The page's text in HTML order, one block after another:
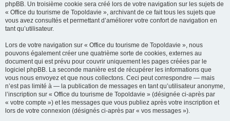
phpBB. Un troisième cookie sera créé lors de votre navigation sur les sujets de
« Office du tourisme de Topoldavie », archivant de ce fait tous les sujets que
vous avez consultés et permettant d’améliorer votre confort de navigation en
tant qu’utilisateur.
Lors de votre navigation sur « Office du tourisme de Topoldavie », nous
pouvons également créer une quatrième sorte de cookies, externes au
document qui est prévu pour couvrir uniquement les pages créées par le
logiciel phpBB. La seconde manière est de récupérer les informations que
vous nous envoyez et que nous collectons. Ceci peut correspondre — mais
n’est pas limité à — la publication de messages en tant qu’utilisateur anonyme,
l’inscription sur « Office du tourisme de Topoldavie » (désignée ci-après par
« votre compte ») et les messages que vous publiez après votre inscription et
lors de votre connexion (désignés ci-après par « vos messages »).